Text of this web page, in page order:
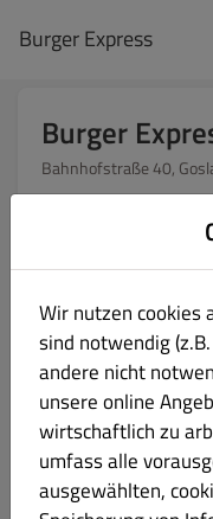
Burger Express
Burger
Bahnhofstraße 40,
11:00 - 20:30
Online
Online
Wie möchten Sie
Lieferung
Wir nutzen cookies
sind notwendig
andere nicht
unsere online
wirtschaftlich zu
umfass alle
ausgewählten,